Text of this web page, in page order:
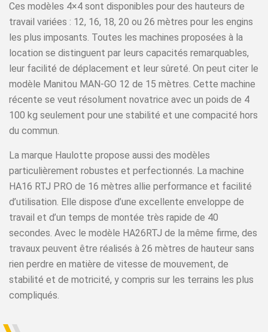
Ces modèles 4×4 sont disponibles pour des hauteurs de
travail variées : 12, 16, 18, 20 ou 26 mètres pour les engins
les plus imposants. Toutes les machines proposées à la
location se distinguent par leurs capacités remarquables,
leur facilité de déplacement et leur sûreté. On peut citer le
modèle Manitou MAN-GO 12 de 15 mètres. Cette machine
récente se veut résolument novatrice avec un poids de 4
100 kg seulement pour une stabilité et une compacité hors
du commun.
La marque Haulotte propose aussi des modèles
particulièrement robustes et perfectionnés. La machine
HA16 RTJ PRO de 16 mètres allie performance et facilité
d’utilisation. Elle dispose d’une excellente enveloppe de
travail et d’un temps de montée très rapide de 40
secondes. Avec le modèle HA26RTJ de la même firme, des
travaux peuvent être réalisés à 26 mètres de hauteur sans
rien perdre en matière de vitesse de mouvement, de
stabilité et de motricité, y compris sur les terrains les plus
compliqués.